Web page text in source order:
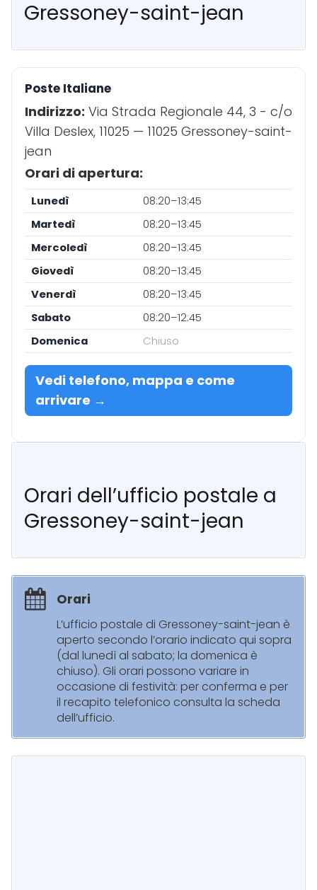
Gressoney-saint-jean
Poste Italiane
Indirizzo: Via Strada Regionale 44, 3 - c/o
Villa Deslex, 11025 — 11025 Gressoney-saint-
jean
Orari di apertura:
Lunedì
08:20–13:45
Martedì
08:20–13:45
Mercoledì
08:20–13:45
Giovedì
08:20–13:45
Venerdì
08:20–13:45
Sabato
08:20–12:45
Domenica
Chiuso
Vedi telefono, mappa e come
arrivare →
Orari dell’ufficio postale a
Gressoney-saint-jean
Orari
L’ufficio postale di Gressoney-saint-jean è
aperto secondo l’orario indicato qui sopra
(dal lunedì al sabato; la domenica è
chiuso). Gli orari possono variare in
occasione di festività: per conferma e per
il recapito telefonico consulta la scheda
dell’ufficio.